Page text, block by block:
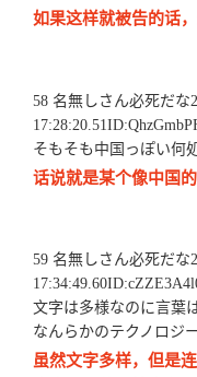
如果这样就被告的话
58 名無しさん必死だな
そもそも中国っぽい何
话说就是某个像中国
59 名無しさん必死だな
文字は多様なのに言葉
なんらかのテクノロジ
虽然文字多样，但是